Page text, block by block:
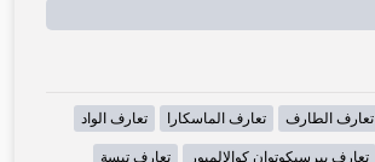
تعارف الطارف تعارف الماسكارا تعارف الواد
تعارف بيرسيكوتوان كوالالمبور تعارف تبسة